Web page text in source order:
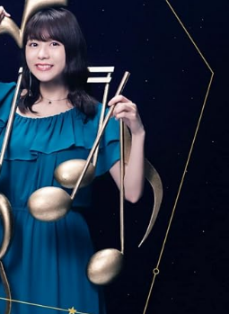
ティ
かる
イト
イト
例
支援